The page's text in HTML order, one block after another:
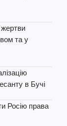
та у
в Бучі
Росію права